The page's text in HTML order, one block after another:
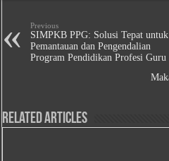
Previous
SIMPKB PPG: Solusi Tepat untuk
Pemantauan dan Pengendalian
Program Pendidikan Profesi Guru
Related Articles